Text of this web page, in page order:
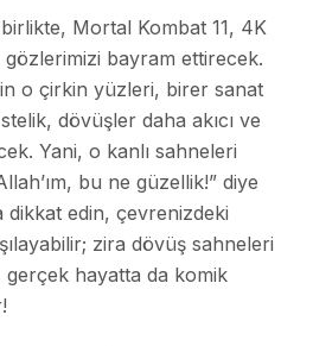
Mortal Kombat 11, 4K
bayram ettirecek.
o çirkin yüzleri, birer sanat
dövüşler daha akıcı ve
Yani, o kanlı sahneleri
bu ne güzellik!” diye
dikkat edin, çevrenizdeki
zira dövüş sahneleri
gerçek hayatta da komik